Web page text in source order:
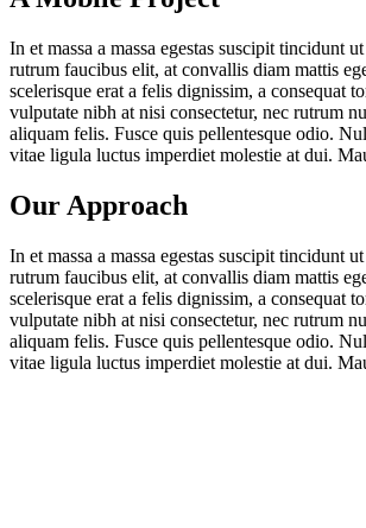
In et massa a massa egestas suscipit tincidunt
rutrum faucibus elit, at convallis diam mattis
scelerisque erat a felis dignissim, a consequat
vulputate nibh at nisi consectetur, nec rutrum
aliquam felis. Fusce quis pellentesque odio.
vitae ligula luctus imperdiet molestie at dui.
Our Approach
In et massa a massa egestas suscipit tincidunt
rutrum faucibus elit, at convallis diam mattis
scelerisque erat a felis dignissim, a consequat
vulputate nibh at nisi consectetur, nec rutrum
aliquam felis. Fusce quis pellentesque odio.
vitae ligula luctus imperdiet molestie at dui.